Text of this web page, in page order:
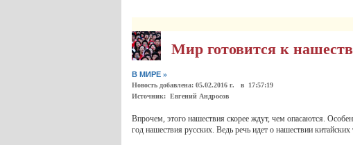
Мир готовится к
В МИРЕ»
Новость добавлена: 05.02.2016 г. в 17:57:19
Источник: Евгений Андросов
Впрочем, этого нашествия скорее ждут, чем опасаются.
год нашествия русских. Ведь речь идет о нашествии китайских